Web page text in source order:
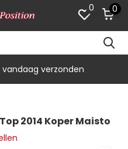
0 0
vandaag verzonden
2014 Koper Maisto